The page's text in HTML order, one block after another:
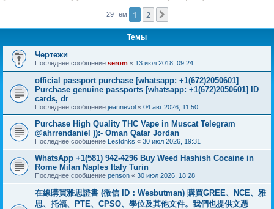
29 тем 1 2
Темы
Чертежи
Последнее сообщение serom « 13 июл 2018, 09:24
official passport purchase [whatsapp: +1(672)2050601]
Purchase genuine passports [whatsapp: +1(672)2050601] ID
cards, dr
Последнее сообщение jeannevol « 04 авг 2026, 11:50
Purchase High Quality THC Vape in Muscat Telegram
@ahrrendaniel )):- Oman Qatar Jordan
Последнее сообщение Lestdnks « 30 июл 2026, 19:31
WhatsApp +1(581) 942-4296 Buy Weed Hashish Cocaine in
Rome Milan Naples Italy Turin
Последнее сообщение penson « 30 июл 2026, 18:28
在線購買雅思證書 (微信 ID：Wesbutman) 購買GREE、NCE、雅
思、托福、PTE、CPSO、學位及其他文件。我們也提供文憑